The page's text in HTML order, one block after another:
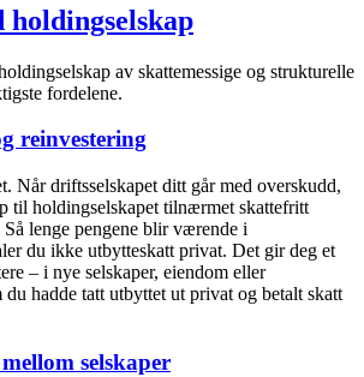
av skattemessige og strukturelle
fordelene.
reinvestering
Når driftsselskapet ditt går med overskudd,
til holdingselskapet tilnærmet skattefritt
lenge pengene blir værende i
du ikke utbytteskatt privat. Det gir deg et
– i nye selskaper, eiendom eller
hadde tatt utbyttet ut privat og betalt skatt
selskaper